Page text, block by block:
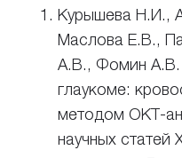
Курышева Н.И.,
Маслова Е.В.,
А.В., Фомин А.В.
глаукоме:
методом ОКТ-
научных статей